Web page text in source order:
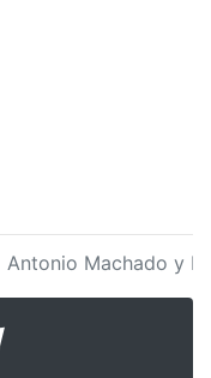
Antonio Machado y